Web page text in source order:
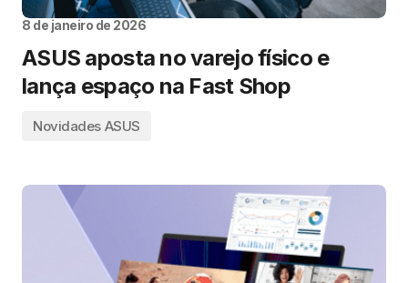
8 de janeiro de 2026
ASUS aposta no varejo físico e
lança espaço na Fast Shop
Novidades ASUS